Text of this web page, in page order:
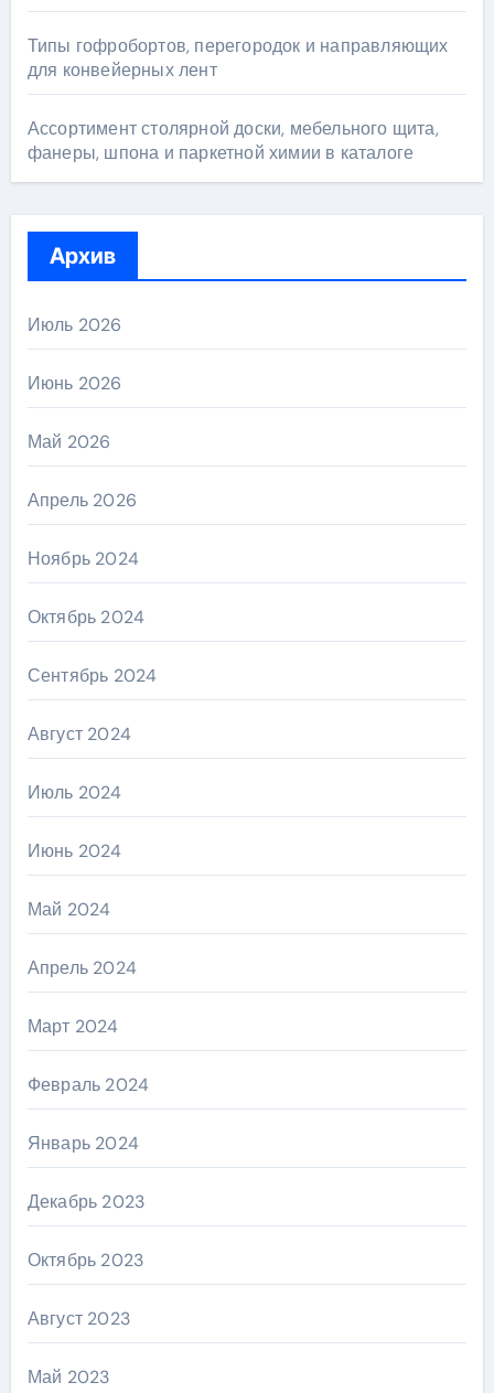
Типы гофробортов, перегородок и направляющих
для конвейерных лент
Ассортимент столярной доски, мебельного щита,
фанеры, шпона и паркетной химии в каталоге
Архив
Июль 2026
Июнь 2026
Май 2026
Апрель 2026
Ноябрь 2024
Октябрь 2024
Сентябрь 2024
Август 2024
Июль 2024
Июнь 2024
Май 2024
Апрель 2024
Март 2024
Февраль 2024
Январь 2024
Декабрь 2023
Октябрь 2023
Август 2023
Май 2023